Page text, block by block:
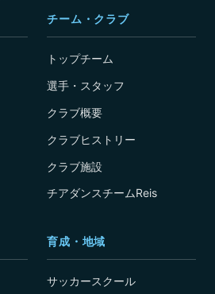
チーム・クラブ
トップチーム
選手・スタッフ
クラブ概要
クラブヒストリー
クラブ施設
チアダンスチームReis
育成・地域
サッカースクール